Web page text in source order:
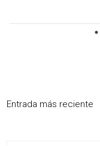
Entrada más reciente